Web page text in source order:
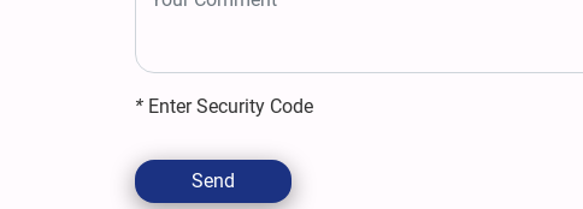
* Enter Security Code
Send